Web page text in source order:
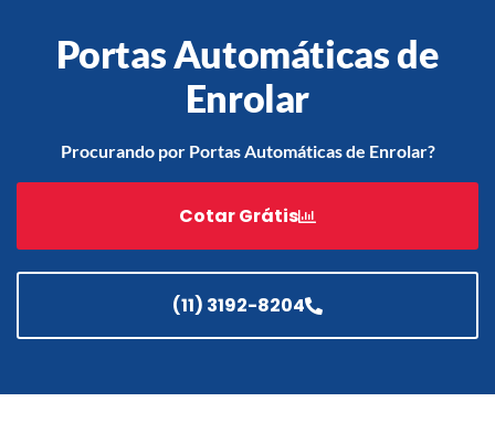
Portão de Garagem de
Aldeia – RJ
Portão de Garagem de
Enrolar em São João de
Meriti – RJ
Portas Automáticas de
Enrolar
Procurando por Portas Automáticas de Enrolar?
Cotar Grátis
(11) 3192-8204